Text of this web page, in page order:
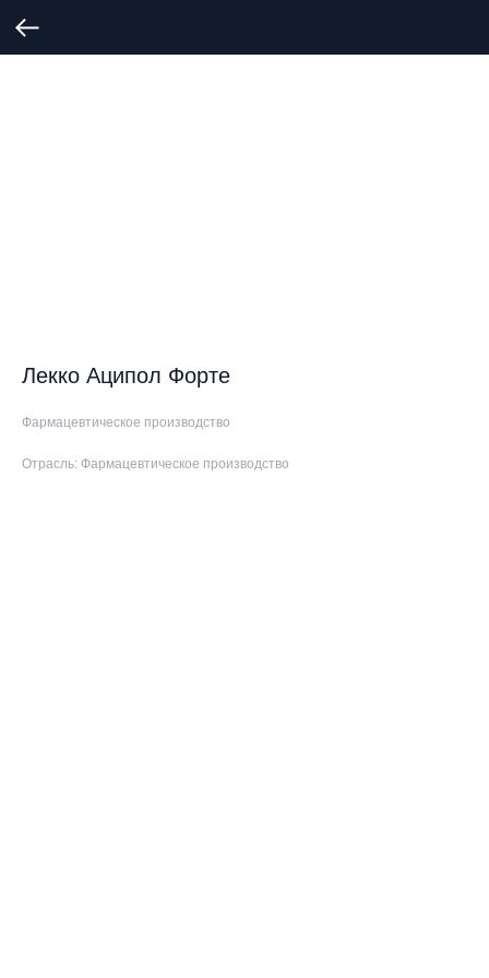
Лекко Аципол Форте
Фармацевтическое производство
Отрасль: Фармацевтическое производство